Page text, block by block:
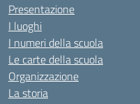
Presentazione
I luoghi
I numeri della scuola
Le carte della scuola
Organizzazione
La storia